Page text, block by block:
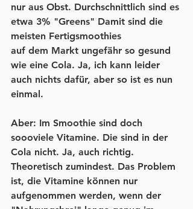
nur aus Obst. Durchschnittlich sind es
etwa 3% "Greens" Damit sind die
meisten Fertigsmoothies
auf dem Markt ungefähr so gesund
wie eine Cola. Ja, ich kann leider
auch nichts dafür, aber so ist es nun
einmal.
Aber: Im Smoothie sind doch
soooviele Vitamine. Die sind in der
Cola nicht. Ja, auch richtig.
Theoretisch zumindest. Das Problem
ist, die Vitamine können nur
aufgenommen werden, wenn der